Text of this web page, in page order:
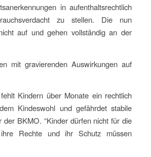
in aufenthaltsrechtlich
zu stellen. Die nun
auf und gehen vollständig an der
mit gravierenden Auswirkungen auf
Kindern über Monate ein rechtlich
Kindeswohl und gefährdet stabile
der BKMO. “Kinder dürfen nicht für die
Rechte und ihr Schutz müssen